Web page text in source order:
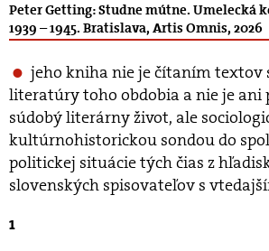
Peter Getting: Studne mútne. Umelecká
1939 – 1945. Bratislava, Artis Omnis, 2026
jeho kniha nie je čítaním textov
literatúry toho obdobia a nie je ani
súdobý literárny život, ale
kultúrnohistorickou sondou do
politickej situácie tých čias z
slovenských spisovateľov s
1